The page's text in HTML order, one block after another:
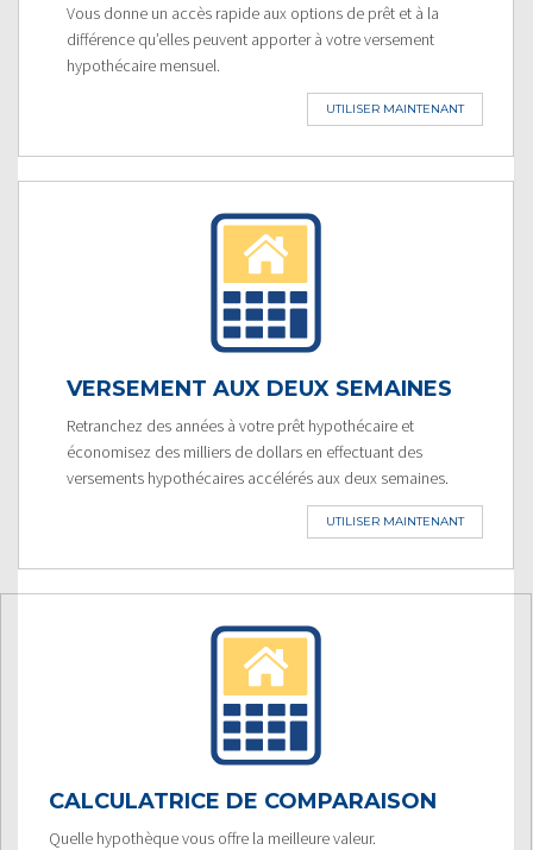
Vous donne un accès rapide aux options de prêt et à la
différence qu’elles peuvent apporter à votre versement
hypothécaire mensuel.
UTILISER MAINTENANT
VERSEMENT AUX DEUX SEMAINES
Retranchez des années à votre prêt hypothécaire et
économisez des milliers de dollars en effectuant des
versements hypothécaires accélérés aux deux semaines.
UTILISER MAINTENANT
CALCULATRICE DE COMPARAISON
Quelle hypothèque vous offre la meilleure valeur.